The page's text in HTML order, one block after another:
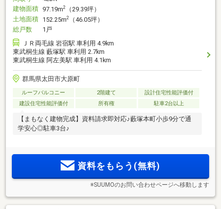
建物面積 97.19m2
（29.39坪）
土地面積 152.25m2
（46.05坪）
総戸数
1戸
ＪＲ両毛線 岩宿駅 車利用 4.9km
東武桐生線 藪塚駅 車利用 2.7km
東武桐生線 阿左美駅 車利用 4.1km
群馬県太田市大原町
ルーフバルコニー 2階建て
設計住宅性能評価付
建設住宅性能評価付
所有権 駐車2台以上
【まもなく建物完成】資料請求即対応♪藪塚本町小歩9分で通
学安心◎駐車3台♪
資料をもらう(無料)
※SUUMOのお問い合わせページへ移動します